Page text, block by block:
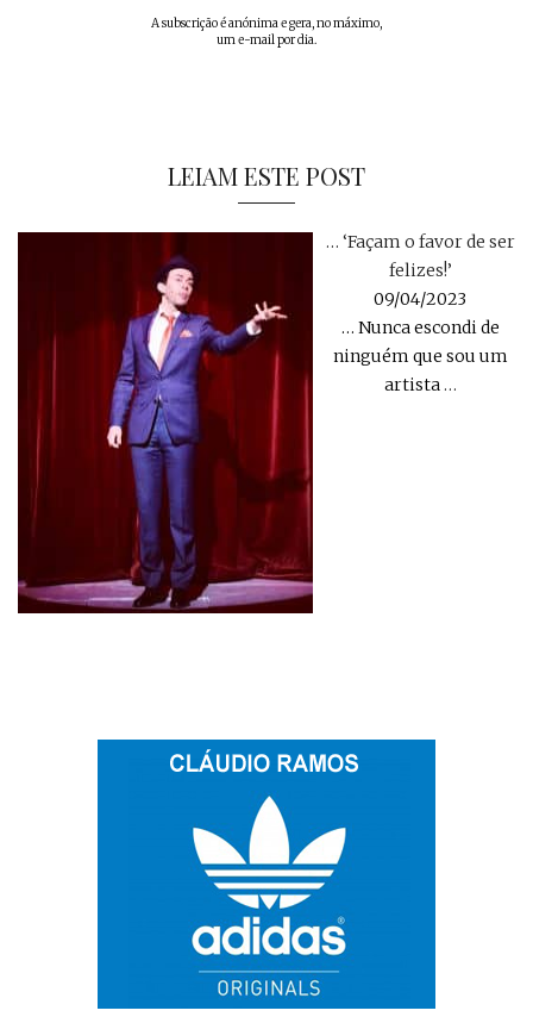
A subscrição é anónima e gera, no máximo,
um e-mail por dia.
LEIAM ESTE POST
… ‘Façam o favor de ser
felizes!’
09/04/2023
… Nunca escondi de
ninguém que sou um
artista…